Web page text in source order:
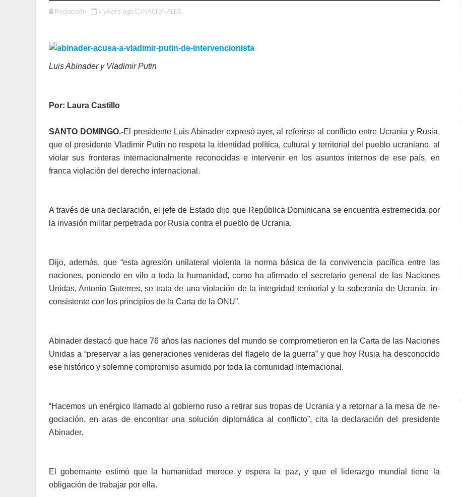
Redacción 4 years ago NACIONALES,
Luis Abinader y Vladimir Putin
Por: Laura Castillo
SANTO DOMINGO.-El presidente Luis Abina­der expresó ayer, al re­ferirse al conflicto entre Ucrania y Rusia,
que el presidente Vladimir Pu­tin no respeta la identidad política, cultural y territo­rial del pueblo ucraniano, al
violar sus fronteras in­ternacionalmente recono­cidas e intervenir en los asuntos internos de ese país, en
franca violación del derecho internacional.
A través de una declara­ción, el jefe de Estado dijo que República Dominica­na se encuentra estreme­cida por
la invasión militar perpetrada por Rusia contra el pueblo de Ucrania.
Dijo, además, que “esta agresión unilateral violenta la norma básica de la con­vivencia pacífica entre las
naciones, poniendo en vi­lo a toda la humanidad, co­mo ha afirmado el secreta­rio general de las Naciones
Unidas, Antonio Guterres, se trata de una violación de la integridad territorial y la soberanía de Ucrania, in­
consistente con los princi­pios de la Carta de la ONU”.
Abinader destacó que ha­ce 76 años las naciones del mundo se comprometieron en la Carta de las Naciones
Unidas a “preservar a las generaciones venideras del flagelo de la guerra” y que hoy Rusia ha desconoci­do
ese histórico y solemne compromiso asumido por toda la comunidad interna­cional.
“Hacemos un enérgico lla­mado al gobierno ruso a re­tirar sus tropas de Ucrania y a retornar a la mesa de ne­
gociación, en aras de en­contrar una solución diplo­mática al conflicto”, cita la declaración del presidente
Abinader.
El gobernante estimó que la humanidad merece y espe­ra la paz, y que el liderazgo mundial tiene la
obligación de trabajar por ella.